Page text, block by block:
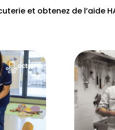
et obtenez de l’aide